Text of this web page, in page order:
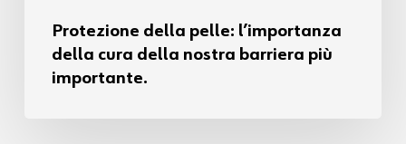
Protezione della pelle: l’importanza
della cura della nostra barriera più
importante.